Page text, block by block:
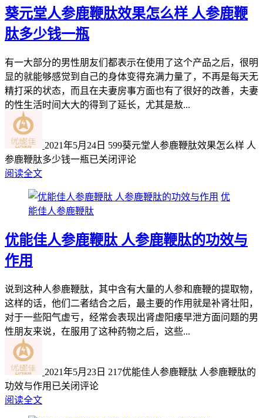
葵元堂人参鹿鞭肽效果怎么样 人参鹿鞭
肽多少钱一瓶
有一大部分的男性朋友们都表示在使用了这个产品之后，很明
显的就能够感觉到自己的身体变得充满力量了，不再是每天无
精打采的状态，而且在夫妻房事方面也有了很好的改善，夫妻
的性生活时间大大的得到了延长，尤其是敖...
2021年5月24日 599葵元堂人参鹿鞭肽效果怎么样 人
参鹿鞭肽多少钱一瓶已关闭评论
阅读全文
优
能佳人参鹿鞭肽
优能佳人参鹿鞭肽 人参鹿鞭肽的功效与
作用
说到这种人参鹿鞭肽，其中含有大量的人参和鹿鞭的提取物，
这样的话，他们二者结合之后，最主要的作用就是补肾壮阳，
对于一些阳气虚亏，经常会表现出肾虚阳痿早泄方面问题的男
性朋友来说，在服用了这种药物之后，这些...
2021年5月23日 217优能佳人参鹿鞭肽 人参鹿鞭肽的
功效与作用 已关闭评论
阅读全文